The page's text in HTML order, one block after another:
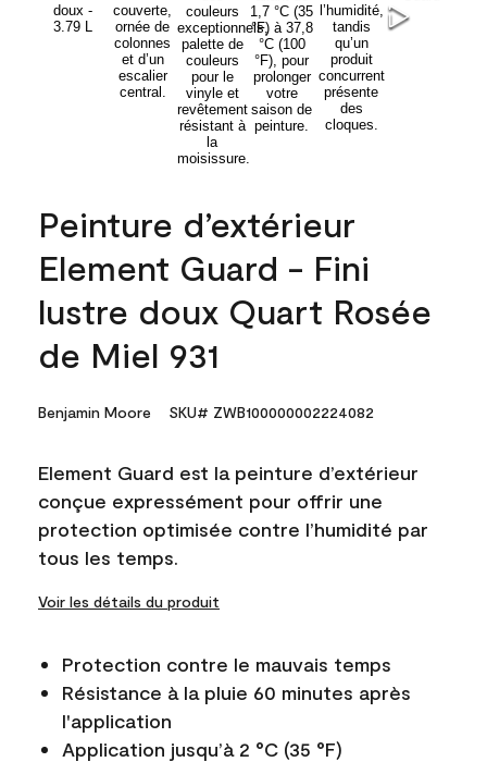
Peinture d’extérieur
Element Guard - Fini
lustre doux Quart Rosée
de Miel 931
Benjamin Moore SKU# ZWB100000002224082
Element Guard est la peinture d’extérieur
conçue expressément pour offrir une
protection optimisée contre l’humidité par
tous les temps.
Voir les détails du produit
Protection contre le mauvais temps
Résistance à la pluie 60 minutes après
l'application
Application jusqu’à 2 °C (35 °F)